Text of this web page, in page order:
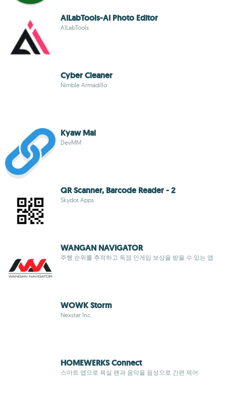
AILabTools-AI Photo Editor
AILabTools
Cyber Cleaner
Nimble Armadillo
Kyaw Mal
DevMM
QR Scanner, Barcode Reader - 2
Skydot Apps
WANGAN NAVIGATOR
주행 순위를 추적하고 독점 인게임 보상을 받을 수 있는 앱
WOWK Storm
Nexstar Inc.
HOMEWERKS Connect
스마트 앱으로 욕실 팬과 음악을 음성으로 간편 제어